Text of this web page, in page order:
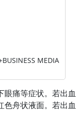
MEDIA
眼痛等症状。若出血
色舟状液面。若出血